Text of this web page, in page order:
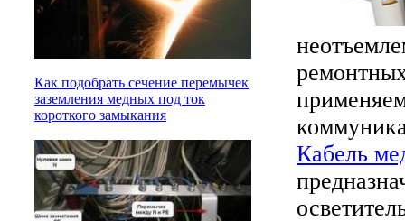
Как подобрать сечение перемычек
заземления медных под ток
короткого замыкания
Кабель